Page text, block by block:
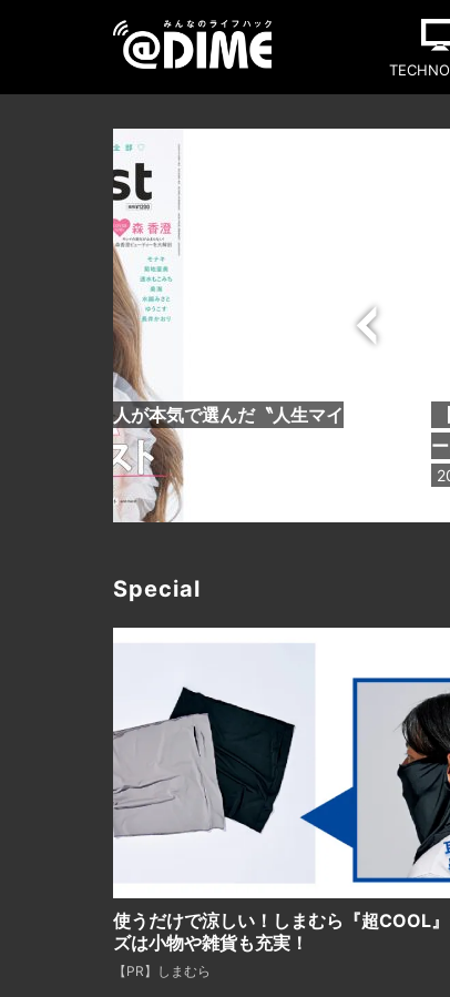
きるプロ77人が本気で選んだ〝人生マイ
Special
使うだけで涼しい！しまむら『超COOL
ズは小物や雑貨も充実！
【PR】しまむら